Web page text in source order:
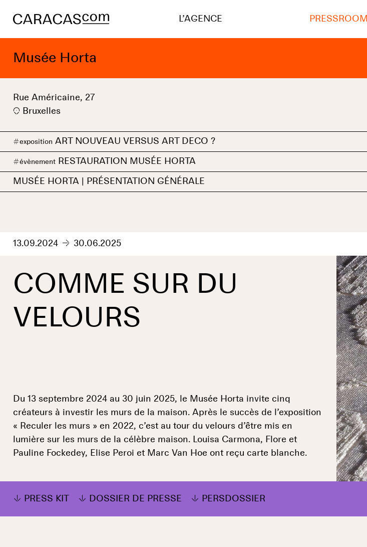
L’AGENCE PRESSROOM
Musée Horta
Rue Américaine, 27
Bruxelles
#exposition ART NOUVEAU VERSUS ART DECO ?
#évènement RESTAURATION MUSÉE HORTA
MUSÉE HORTA | PRÉSENTATION GÉNÉRALE
13.09.2024 30.06.2025
COMME SUR DU
VELOURS
Du 13 septembre 2024 au 30 juin 2025, le Musée Horta invite cinq
créateurs à investir les murs de la maison. Après le succès de l’exposition
« Reculer les murs » en 2022, c’est au tour du velours d’être mis en
lumière sur les murs de la célèbre maison. Louisa Carmona, Flore et
Pauline Fockedey, Elise Peroi et Marc Van Hoe ont reçu carte blanche.
PRESS KIT DOSSIER DE PRESSE PERSDOSSIER